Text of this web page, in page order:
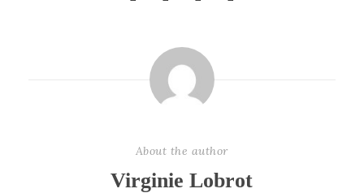
About the author
Virginie Lobrot